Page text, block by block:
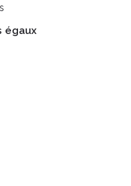
égaux